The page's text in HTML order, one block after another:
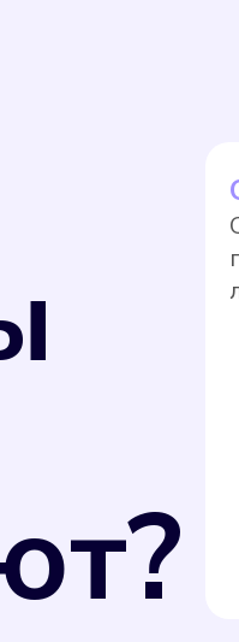
измерения
регулирования
компания
случае, если
Оплата по
затягивать с